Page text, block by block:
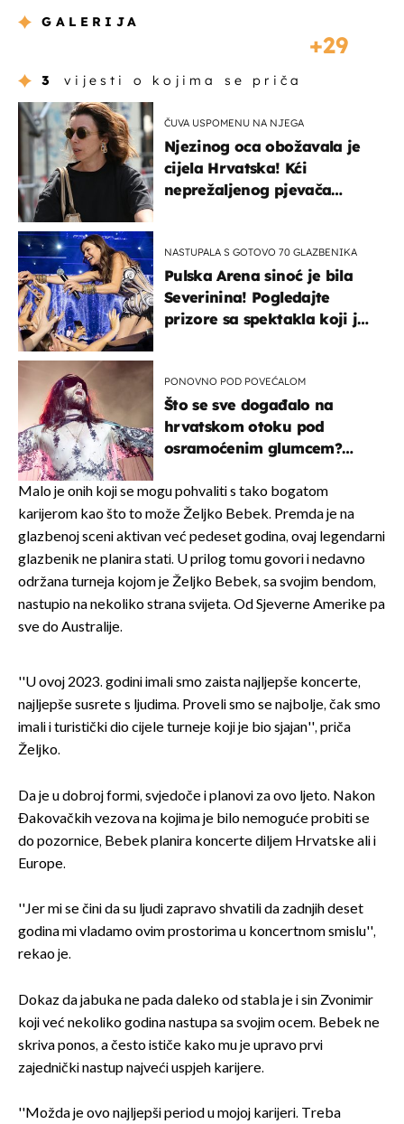
GALERIJA
29
3 vijesti o kojima se priča
ČUVA USPOMENU NA NJEGA
Njezinog oca obožavala je
cijela Hrvatska! Kći
neprežaljenog pjevača
NASTUPALA S GOTOVO 70 GLAZBENIKA
Pulska Arena sinoć je bila
Severinina! Pogledajte
prizore sa spektakla koji je
PONOVNO POD POVEĆALOM
Što se sve događalo na
hrvatskom otoku pod
osramoćenim glumcem?
izazivaju nevjericu
Malo je onih koji se mogu pohvaliti s tako bogatom
karijerom kao što to može Željko Bebek. Premda je na
glazbenoj sceni aktivan već pedeset godina, ovaj legendarni
glazbenik ne planira stati. U prilog tomu govori i nedavno
održana turneja kojom je Željko Bebek, sa svojim bendom,
nastupio na nekoliko strana svijeta. Od Sjeverne Amerike pa
sve do Australije.
''U ovoj 2023. godini imali smo zaista najljepše koncerte,
najljepše susrete s ljudima. Proveli smo se najbolje, čak smo
imali i turistički dio cijele turneje koji je bio sjajan'', priča
Željko.
Da je u dobroj formi, svjedoče i planovi za ovo ljeto. Nakon
Đakovačkih vezova na kojima je bilo nemoguće probiti se
do pozornice, Bebek planira koncerte diljem Hrvatske ali i
Europe.
''Jer mi se čini da su ljudi zapravo shvatili da zadnjih deset
godina mi vladamo ovim prostorima u koncertnom smislu'',
rekao je.
Dokaz da jabuka ne pada daleko od stabla je i sin Zvonimir
koji već nekoliko godina nastupa sa svojim ocem. Bebek ne
skriva ponos, a često ističe kako mu je upravo prvi
zajednički nastup najveći uspjeh karijere.
''Možda je ovo najljepši period u mojoj karijeri. Treba